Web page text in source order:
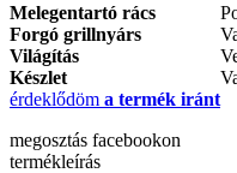
Melegentartó rács
Forgó grillnyárs
Világítás
Készlet
érdeklődöm a termék iránt
megosztás facebookon
termékleírás